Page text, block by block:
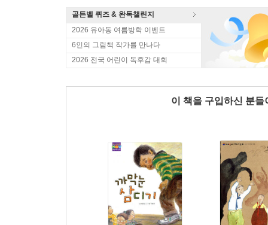
골든벨 퀴즈 & 완독챌린지
2026 유아동 여름방학 이벤트
6인의 그림책 작가를 만나다
2026 전국 어린이 독후감 대회
이 책을 구입하신 분